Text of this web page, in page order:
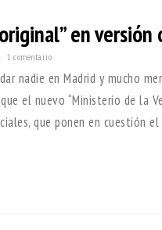
en
1 comentario
nadie en Madrid y mucho
el nuevo “Ministerio de la
que ponen en cuestión